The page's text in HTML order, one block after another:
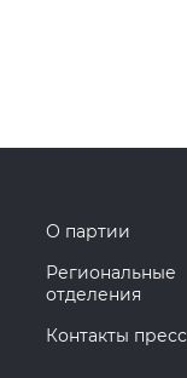
О партии
Региональные
отделения
Контакты